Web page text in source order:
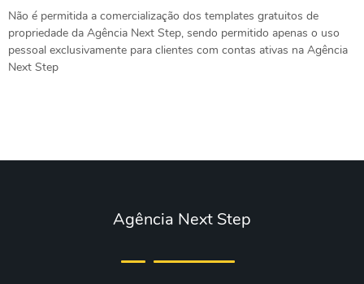
Não é permitida a comercialização dos templates gratuitos de
propriedade da Agência Next Step, sendo permitido apenas o uso
pessoal exclusivamente para clientes com contas ativas na Agência
Next Step
Agência Next Step